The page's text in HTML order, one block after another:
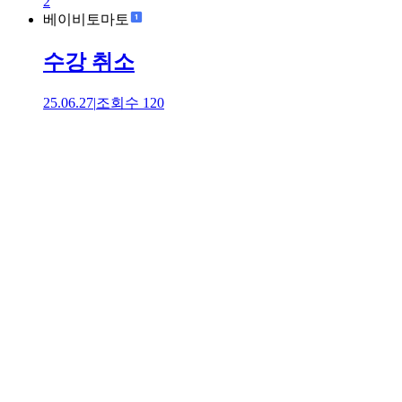
베이비토마토
수강 취소
25.06.27|조회수 120